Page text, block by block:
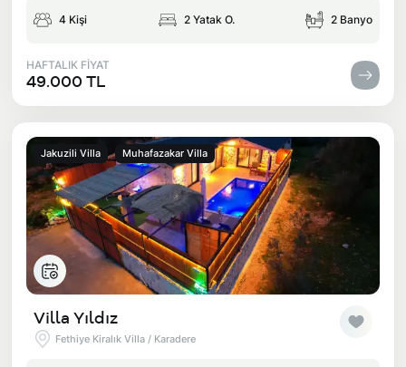
4 Kişi 2 Yatak O. 2 Banyo
HAFTALIK FİYAT
49.000 TL
Jakuzili Villa Muhafazakar Villa
Villa Yıldız
Fethiye Kiralık Villa / Karadere